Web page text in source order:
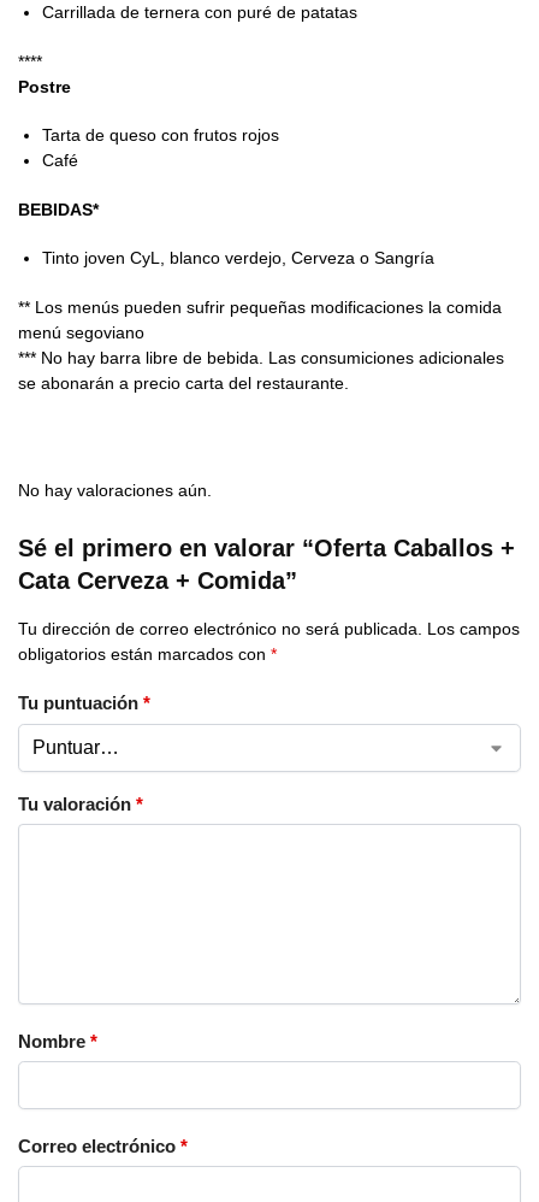
Carrillada de ternera con puré de patatas
****
Postre
Tarta de queso con frutos rojos
Café
BEBIDAS*
Tinto joven CyL, blanco verdejo, Cerveza o Sangría
** Los menús pueden sufrir pequeñas modificaciones la comida
menú segoviano
*** No hay barra libre de bebida. Las consumiciones adicionales
se abonarán a precio carta del restaurante.
No hay valoraciones aún.
Sé el primero en valorar “Oferta Caballos +
Cata Cerveza + Comida”
Tu dirección de correo electrónico no será publicada.
Los campos
obligatorios están marcados con *
Tu puntuación *
Tu valoración *
Nombre *
Correo electrónico *